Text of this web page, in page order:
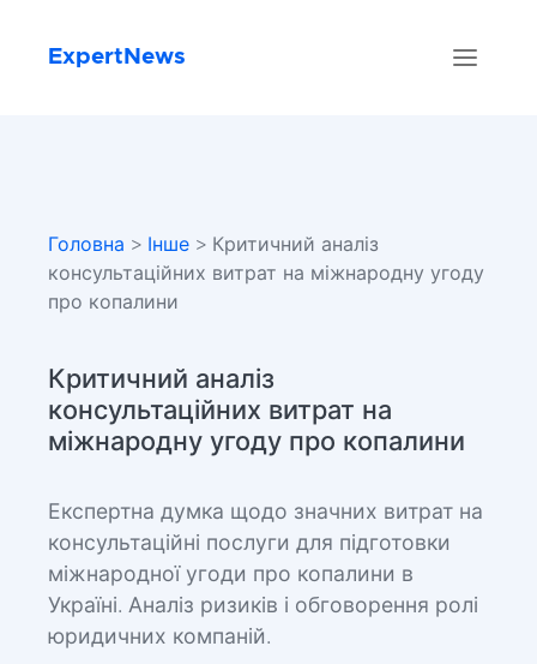
ExpertNews
Головна > Інше > Критичний аналіз
консультаційних витрат на міжнародну угоду
про копалини
Критичний аналіз
консультаційних витрат на
міжнародну угоду про копалини
Експертна думка щодо значних витрат на
консультаційні послуги для підготовки
міжнародної угоди про копалини в
Україні. Аналіз ризиків і обговорення ролі
юридичних компаній.